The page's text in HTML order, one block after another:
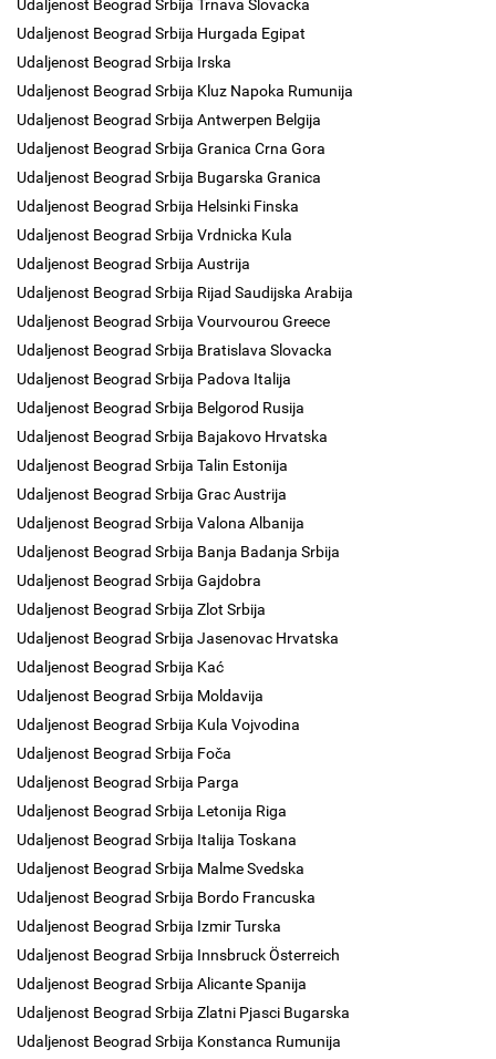
Udaljenost Beograd Srbija Trnava Slovacka
Udaljenost Beograd Srbija Hurgada Egipat
Udaljenost Beograd Srbija Irska
Udaljenost Beograd Srbija Kluz Napoka Rumunija
Udaljenost Beograd Srbija Antwerpen Belgija
Udaljenost Beograd Srbija Granica Crna Gora
Udaljenost Beograd Srbija Bugarska Granica
Udaljenost Beograd Srbija Helsinki Finska
Udaljenost Beograd Srbija Vrdnicka Kula
Udaljenost Beograd Srbija Austrija
Udaljenost Beograd Srbija Rijad Saudijska Arabija
Udaljenost Beograd Srbija Vourvourou Greece
Udaljenost Beograd Srbija Bratislava Slovacka
Udaljenost Beograd Srbija Padova Italija
Udaljenost Beograd Srbija Belgorod Rusija
Udaljenost Beograd Srbija Bajakovo Hrvatska
Udaljenost Beograd Srbija Talin Estonija
Udaljenost Beograd Srbija Grac Austrija
Udaljenost Beograd Srbija Valona Albanija
Udaljenost Beograd Srbija Banja Badanja Srbija
Udaljenost Beograd Srbija Gajdobra
Udaljenost Beograd Srbija Zlot Srbija
Udaljenost Beograd Srbija Jasenovac Hrvatska
Udaljenost Beograd Srbija Kać
Udaljenost Beograd Srbija Moldavija
Udaljenost Beograd Srbija Kula Vojvodina
Udaljenost Beograd Srbija Foča
Udaljenost Beograd Srbija Parga
Udaljenost Beograd Srbija Letonija Riga
Udaljenost Beograd Srbija Italija Toskana
Udaljenost Beograd Srbija Malme Svedska
Udaljenost Beograd Srbija Bordo Francuska
Udaljenost Beograd Srbija Izmir Turska
Udaljenost Beograd Srbija Innsbruck Österreich
Udaljenost Beograd Srbija Alicante Spanija
Udaljenost Beograd Srbija Zlatni Pjasci Bugarska
Udaljenost Beograd Srbija Konstanca Rumunija